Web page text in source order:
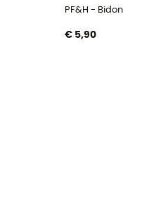
PF&H - Bidon
€ 5,90